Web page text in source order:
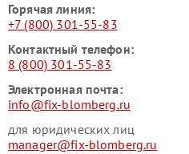
Горячая линия:
+7 (800) 301-55-83
Контактный телефон:
8 (800) 301-55-83
Электронная почта:
info@fix-blomberg.ru
для юридических лиц
manager@fix-blomberg.ru